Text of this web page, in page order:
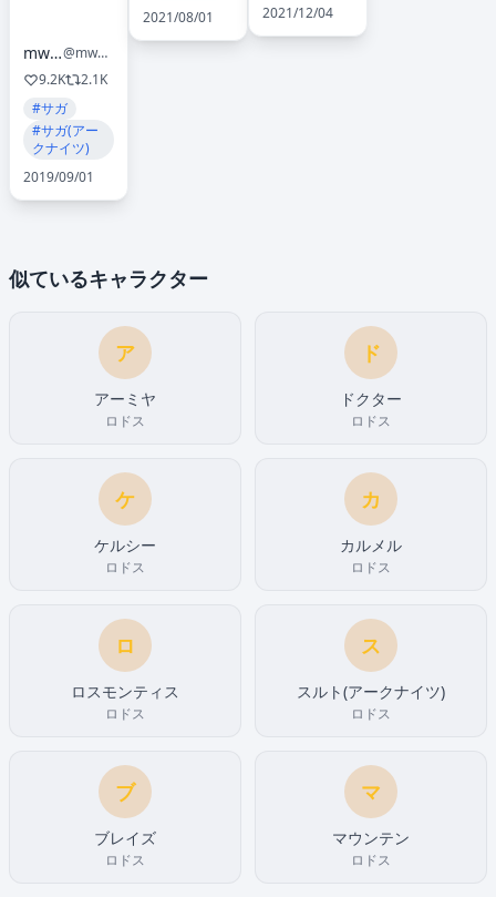
mwaminfo
@mwaminfo029
9.2K
2.1K
#サガ
#サガ(アー
クナイツ)
2019/09/01
2021/08/01
2021/12/04
似ているキャラクター
ア
アーミヤ
ロドス
ド
ドクター
ロドス
ケ
ケルシー
ロドス
カ
カルメル
ロドス
ロ
ロスモンティス
ロドス
ス
スルト(アークナイツ)
ロドス
ブ
ブレイズ
ロドス
マ
マウンテン
ロドス